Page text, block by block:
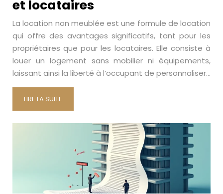
et locataires
La location non meublée est une formule de location
qui offre des avantages significatifs, tant pour les
propriétaires que pour les locataires. Elle consiste à
louer un logement sans mobilier ni équipements,
laissant ainsi la liberté à l’occupant de personnaliser…
LIRE LA SUITE